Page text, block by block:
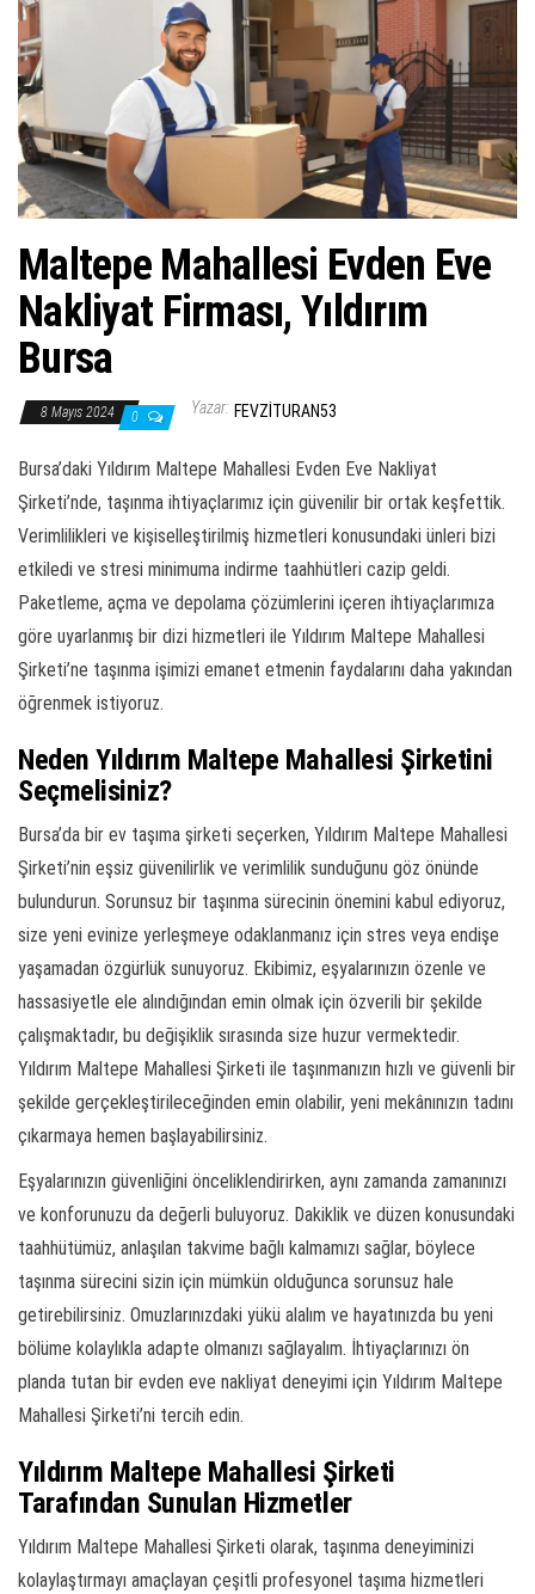
i
r
Maltepe Mahallesi Evden Eve
Nakliyat Firması, Yıldırım
Bursa
8 Mayıs 2024 0 Yazar: FEVZITURAN53
Bursa’daki Yıldırım Maltepe Mahallesi Evden Eve Nakliyat
Şirketi’nde, taşınma ihtiyaçlarımız için güvenilir bir ortak keşfettik.
Verimlilikleri ve kişiselleştirilmiş hizmetleri konusundaki ünleri bizi
etkiledi ve stresi minimuma indirme taahhütleri cazip geldi.
Paketleme, açma ve depolama çözümlerini içeren ihtiyaçlarımıza
göre uyarlanmış bir dizi hizmetleri ile Yıldırım Maltepe Mahallesi
Şirketi’ne taşınma işimizi emanet etmenin faydalarını daha yakından
öğrenmek istiyoruz.
Neden Yıldırım Maltepe Mahallesi Şirketini
Seçmelisiniz?
Bursa’da bir ev taşıma şirketi seçerken, Yıldırım Maltepe Mahallesi
Şirketi’nin eşsiz güvenilirlik ve verimlilik sunduğunu göz önünde
bulundurun. Sorunsuz bir taşınma sürecinin önemini kabul ediyoruz,
size yeni evinize yerleşmeye odaklanmanız için stres veya endişe
yaşamadan özgürlük sunuyoruz. Ekibimiz, eşyalarınızın özenle ve
hassasiyetle ele alındığından emin olmak için özverili bir şekilde
çalışmaktadır, bu değişiklik sırasında size huzur vermektedir.
Yıldırım Maltepe Mahallesi Şirketi ile taşınmanızın hızlı ve güvenli bir
şekilde gerçekleştirileceğinden emin olabilir, yeni mekânınızın tadını
çıkarmaya hemen başlayabilirsiniz.
Eşyalarınızın güvenliğini önceliklendirirken, aynı zamanda zamanınızı
ve konforunuzu da değerli buluyoruz. Dakiklik ve düzen konusundaki
taahhütümüz, anlaşılan takvime bağlı kalmamızı sağlar, böylece
taşınma sürecini sizin için mümkün olduğunca sorunsuz hale
getirebilirsiniz. Omuzlarınızdaki yükü alalım ve hayatınızda bu yeni
bölüme kolaylıkla adapte olmanızı sağlayalım. İhtiyaçlarınızı ön
planda tutan bir evden eve nakliyat deneyimi için Yıldırım Maltepe
Mahallesi Şirketi’ni tercih edin.
Yıldırım Maltepe Mahallesi Şirketi
Tarafından Sunulan Hizmetler
Yıldırım Maltepe Mahallesi Şirketi olarak, taşınma deneyiminizi
kolaylaştırmayı amaçlayan çeşitli profesyonel taşıma hizmetleri